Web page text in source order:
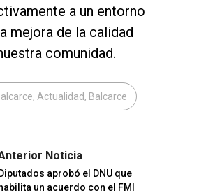
a un entorno
mejora de la calidad
comunidad.
Actualidad, Balcarce
Noticia
Diputados aprobó el DNU que
habilita un acuerdo con el FMI